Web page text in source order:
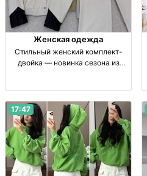
Женская одежда
Стильный женский комплект-
двойка — новинка сезона из
17:47